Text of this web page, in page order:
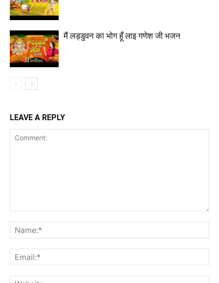
मैं लड्डुवन का भोग हूँ लाइ गणेश जी भजन
LEAVE A REPLY